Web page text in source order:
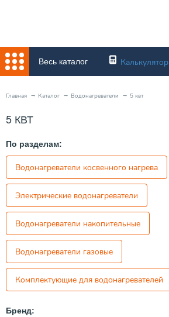
Весь каталог Калькулятор
Главная Каталог Водонагреватели 5 квт
5 КВТ
По разделам:
Водонагреватели косвенного нагрева
Электрические водонагреватели
Водонагреватели накопительные
Водонагреватели газовые
Комплектующие для водонагревателей
Бренд: